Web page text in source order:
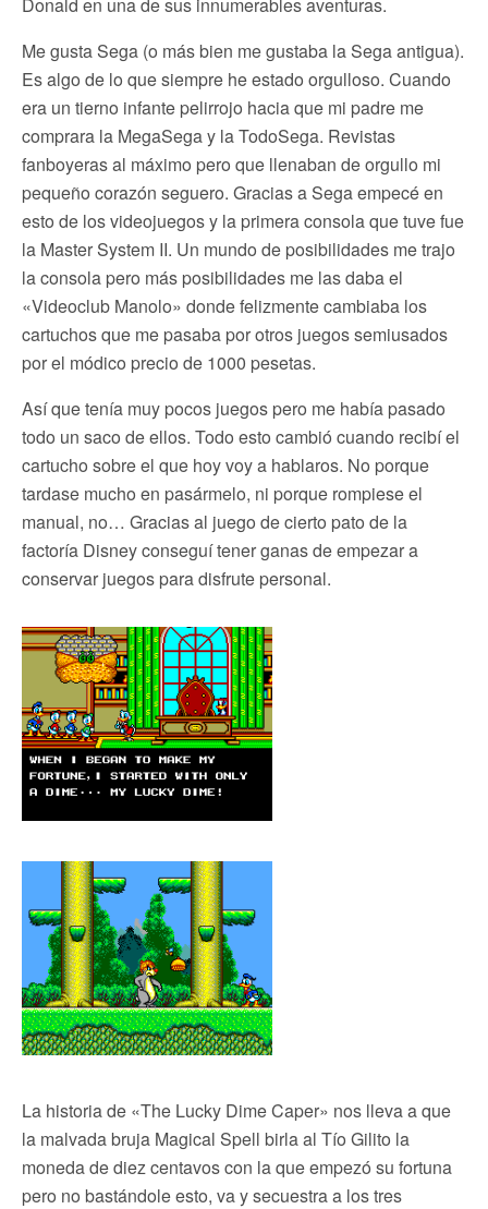
Me gusta Sega (o más bien me gustaba la Sega antigua).
Es algo de lo que siempre he estado orgulloso. Cuando
era un tierno infante pelirrojo hacia que mi padre me
comprara la MegaSega y la TodoSega. Revistas
fanboyeras al máximo pero que llenaban de orgullo mi
pequeño corazón seguero. Gracias a Sega empecé en
esto de los videojuegos y la primera consola que tuve fue
la Master System II. Un mundo de posibilidades me trajo
la consola pero más posibilidades me las daba el
«Videoclub Manolo» donde felizmente cambiaba los
cartuchos que me pasaba por otros juegos semiusados
por el módico precio de 1000 pesetas.
Así que tenía muy pocos juegos pero me había pasado
todo un saco de ellos. Todo esto cambió cuando recibí el
cartucho sobre el que hoy voy a hablaros. No porque
tardase mucho en pasármelo, ni porque rompiese el
manual, no… Gracias al juego de cierto pato de la
factoría Disney conseguí tener ganas de empezar a
conservar juegos para disfrute personal.
La historia de «The Lucky Dime Caper» nos lleva a que
la malvada bruja Magical Spell birla al Tío Gilito la
moneda de diez centavos con la que empezó su fortuna
pero no bastándole esto, va y secuestra a los tres